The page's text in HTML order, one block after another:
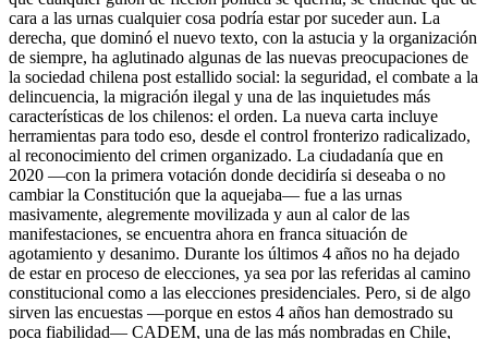
cara a las urnas cualquier cosa podría estar por suceder aun. La
derecha, que dominó el nuevo texto, con la astucia y la organización
de siempre, ha aglutinado algunas de las nuevas preocupaciones de
la sociedad chilena post estallido social: la seguridad, el combate a la
delincuencia, la migración ilegal y una de las inquietudes más
características de los chilenos: el orden. La nueva carta incluye
herramientas para todo eso, desde el control fronterizo radicalizado,
al reconocimiento del crimen organizado. La ciudadanía que en
2020 —con la primera votación donde decidiría si deseaba o no
cambiar la Constitución que la aquejaba— fue a las urnas
masivamente, alegremente movilizada y aun al calor de las
manifestaciones, se encuentra ahora en franca situación de
agotamiento y desanimo. Durante los últimos 4 años no ha dejado
de estar en proceso de elecciones, ya sea por las referidas al camino
constitucional como a las elecciones presidenciales. Pero, si de algo
sirven las encuestas —porque en estos 4 años han demostrado su
poca fiabilidad— CADEM, una de las más nombradas en Chile,